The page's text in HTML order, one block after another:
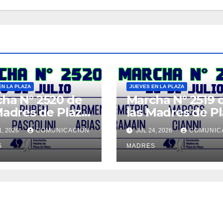
LA PLAZA
N° 2520 de
de Plaza
2026 COMUNICACIÓN
JUEVES EN LA PLAZA
Marcha N° 2519
las Madres de
de Mayo
JUL 24, 2026
MADRES